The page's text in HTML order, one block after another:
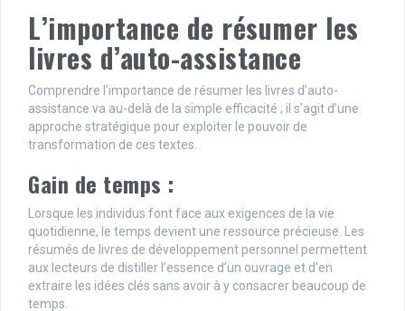
L’importance de résumer les
livres d’auto-assistance
Comprendre l’importance de résumer les livres d’auto-
assistance va au-delà de la simple efficacité ; il s’agit d’une
approche stratégique pour exploiter le pouvoir de
transformation de ces textes.
Gain de temps :
Lorsque les individus font face aux exigences de la vie
quotidienne, le temps devient une ressource précieuse. Les
résumés de livres de développement personnel permettent
aux lecteurs de distiller l’essence d’un ouvrage et d’en
extraire les idées clés sans avoir à y consacrer beaucoup de
temps.